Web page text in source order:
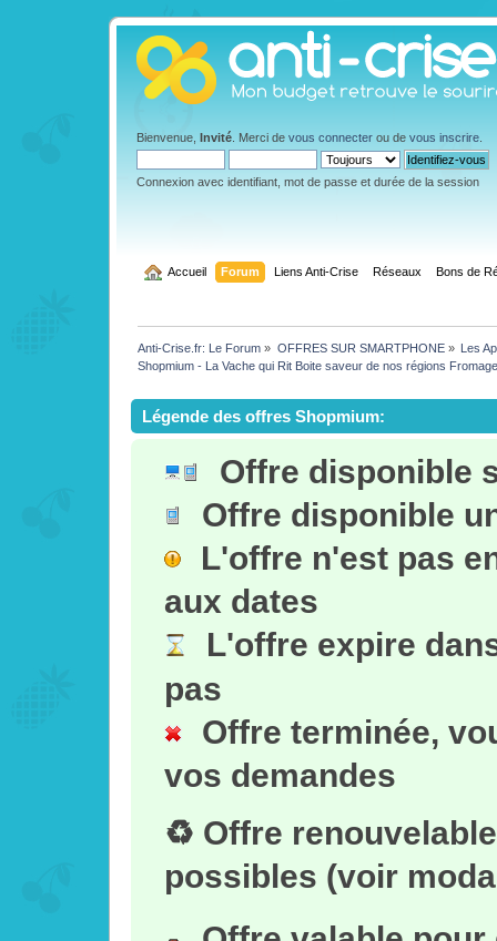
Bienvenue, Invité . Merci de vous connecter ou de vous inscrire
Connexion avec identifiant, mot de passe et durée de la session
Accueil Forum Liens Anti-Crise Réseaux Bons de
Anti-Crise.fr: Le Forum » OFFRES SUR SMARTPHONE» Les
Shopmium - La Vache qui Rit Boite saveur de nos régions
Légende des offres Shopmium:
Offre disponible
Offre disponible
L'offre n'est pas
aux dates
L'offre expire
pas
Offre terminée,
vos demandes
♻ Offre
possibles (voir